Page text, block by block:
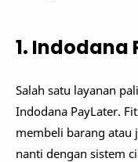
1. Indodana
Salah satu layanan
Indodana PayLater.
membeli barang atau
nanti dengan sistem